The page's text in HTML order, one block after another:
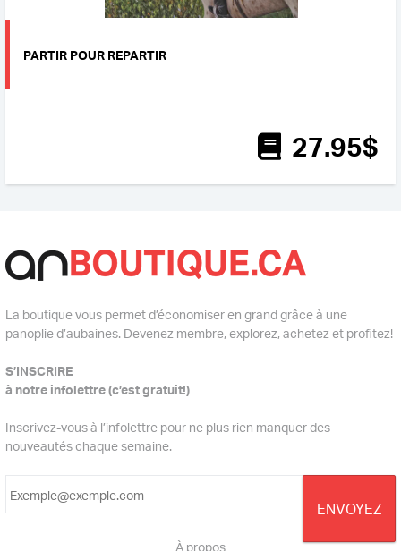
PARTIR POUR REPARTIR
27.95$
La boutique vous permet d’économiser en grand grâce à une
panoplie d’aubaines. Devenez membre, explorez, achetez et profitez!
S’INSCRIRE
à notre infolettre (c’est gratuit!)
Inscrivez-vous à l’infolettre pour ne plus rien manquer des
nouveautés chaque semaine.
À propos